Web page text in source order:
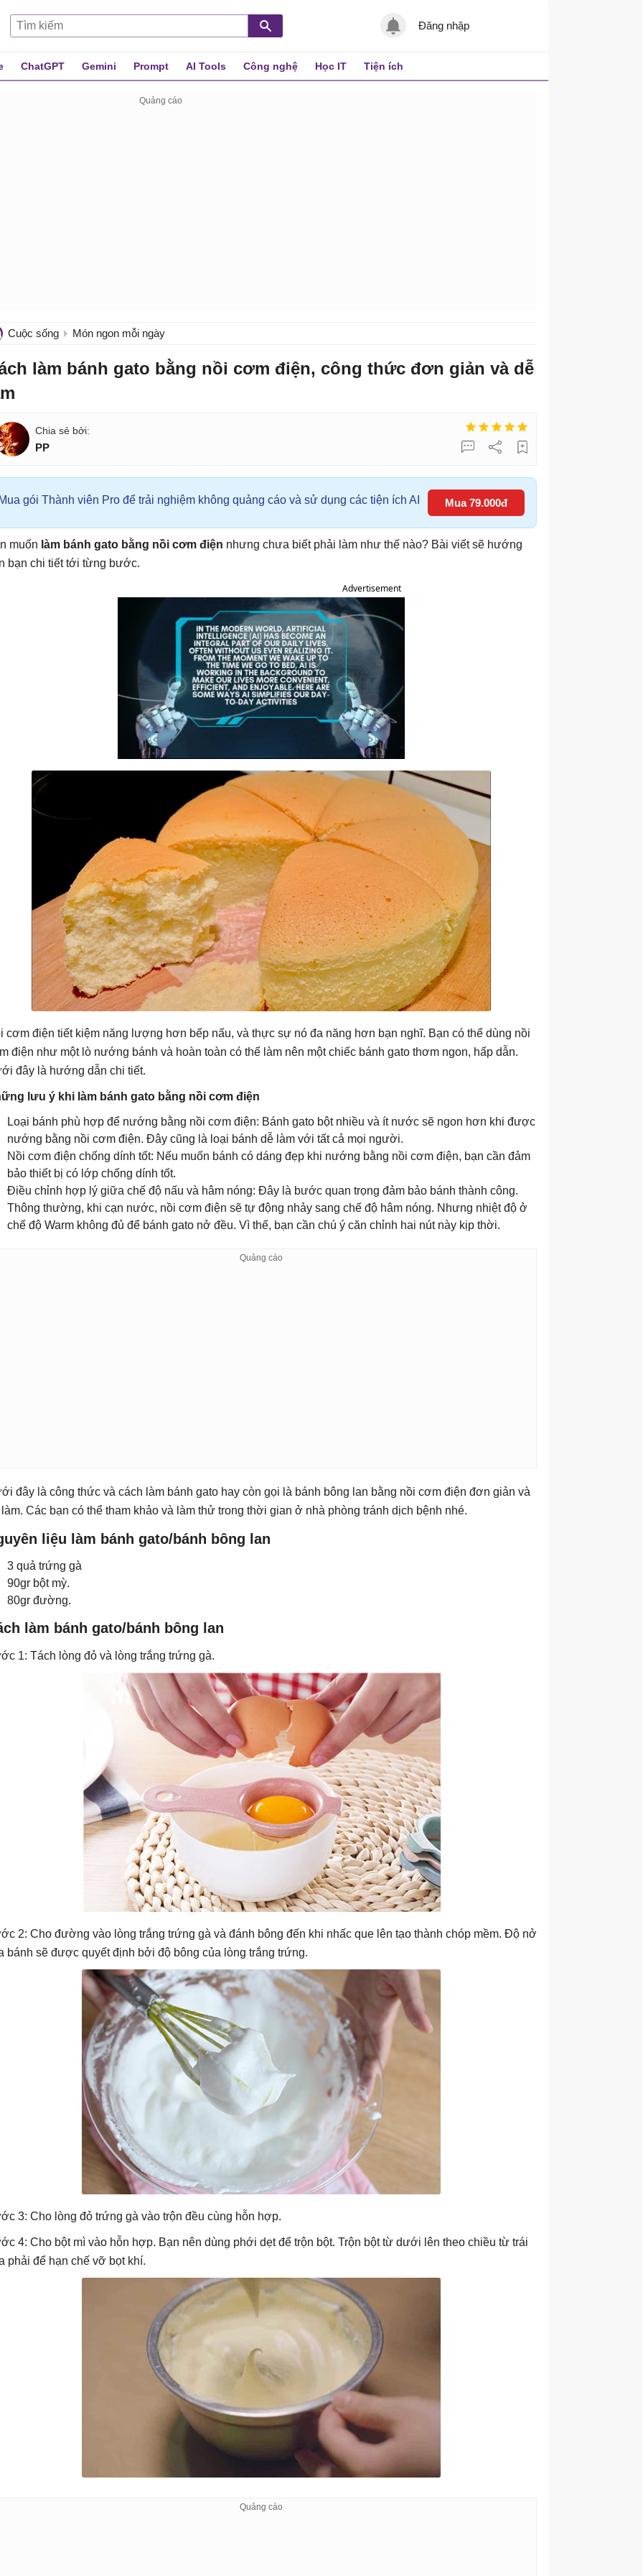
Đăng nhập
ChatGPT Gemini Prompt AI Tools Công nghệ Học IT Tiện ích
Cuộc sống Món ngon mỗi ngày
làm bánh gato bằng nồi cơm điện, công thức đơn giản và dễ
PP
gói Thành viên Pro để trải nghiệm không quảng cáo và sử dụng các tiện ích AI Mua 79.000đ
muốn làm bánh gato bằng nồi cơm điện nhưng chưa biết phải làm như thế nào? Bài viết sẽ hướng
bạn chi tiết tới từng bước.
Advertisement
cơm điện tiết kiệm năng lượng hơn bếp nấu, và thực sự nó đa năng hơn bạn nghĩ. Bạn có thể dùng nồi
điện như một lò nướng bánh và hoàn toàn có thể làm nên một chiếc bánh gato thơm ngon, hấp dẫn.
đây là hướng dẫn chi tiết.
lưu ý khi làm bánh gato bằng nồi cơm điện
Loại bánh phù hợp để nướng bằng nồi cơm điện: Bánh gato bột nhiều và ít nước sẽ ngon hơn khi được
nướng bằng nồi cơm điện. Đây cũng là loại bánh dễ làm với tất cả mọi người.
Nồi cơm điện chống dính tốt: Nếu muốn bánh có dáng đẹp khi nướng bằng nồi cơm điện, bạn cần đảm
bảo thiết bị có lớp chống dính tốt.
Điều chỉnh hợp lý giữa chế độ nấu và hâm nóng: Đây là bước quan trọng đảm bảo bánh thành công.
Thông thường, khi cạn nước, nồi cơm điện sẽ tự động nhảy sang chế độ hâm nóng. Nhưng nhiệt độ ở
chế độ Warm không đủ để bánh gato nở đều. Vì thế, bạn cần chú ý căn chỉnh hai nút này kịp thời.
đây là công thức và cách làm bánh gato hay còn gọi là bánh bông lan bằng nồi cơm điện đơn giản và
Các bạn có thể tham khảo và làm thử trong thời gian ở nhà phòng tránh dịch bệnh nhé.
liệu làm bánh gato/bánh bông lan
3 quả trứng gà
90gr bột mỳ.
80gr đường.
làm bánh gato/bánh bông lan
1: Tách lòng đỏ và lòng trắng trứng gà.
2: Cho đường vào lòng trắng trứng gà và đánh bông đến khi nhấc que lên tạo thành chóp mềm. Độ nở
bánh sẽ được quyết định bởi độ bông của lòng trắng trứng.
3: Cho lòng đỏ trứng gà vào trộn đều cùng hỗn hợp.
4: Cho bột mì vào hỗn hợp. Bạn nên dùng phới dẹt để trộn bột. Trộn bột từ dưới lên theo chiều từ trái
phải để hạn chế vỡ bọt khí.